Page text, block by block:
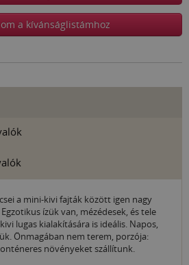
a kívánságlistámhoz
a mini-kivi fajták között igen nagy
ízük van, mézédesek, és tele
lugas kialakítására is ideális. Napos,
Önmagában nem terem, porzója:
növényeket szállítunk.